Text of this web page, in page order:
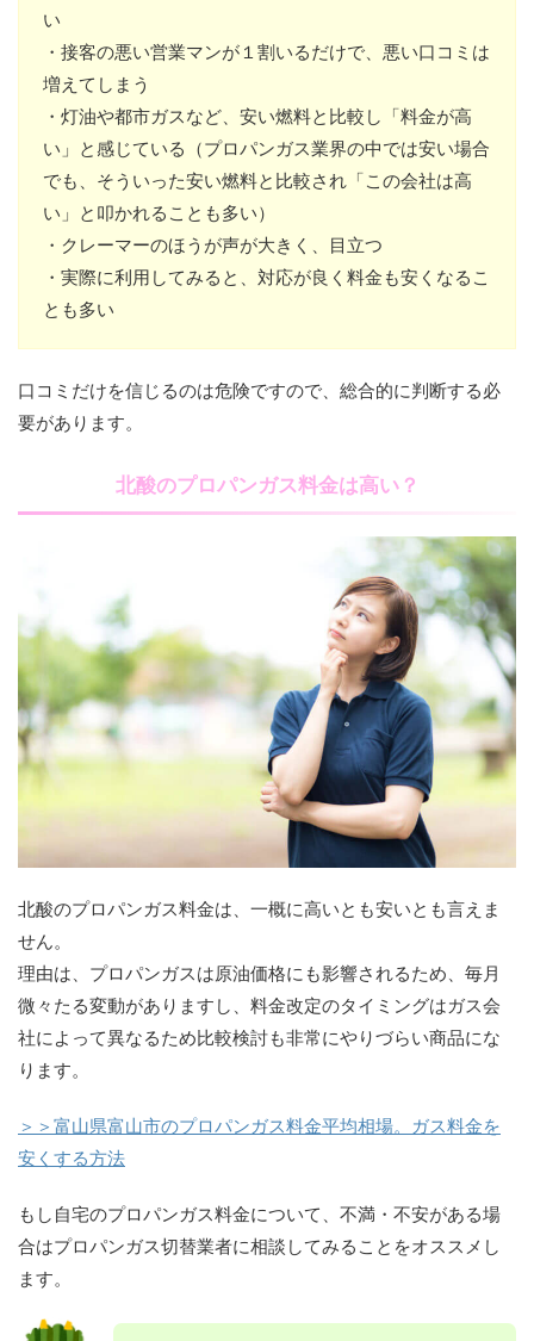
い
・接客の悪い営業マンが１割いるだけで、悪い口コミは
増えてしまう
・灯油や都市ガスなど、安い燃料と比較し「料金が高
い」と感じている（プロパンガス業界の中では安い場合
でも、そういった安い燃料と比較され「この会社は高
い」と叩かれることも多い）
・クレーマーのほうが声が大きく、目立つ
・実際に利用してみると、対応が良く料金も安くなるこ
とも多い
口コミだけを信じるのは危険ですので、総合的に判断する必
要があります。
北酸のプロパンガス料金は高い？
北酸のプロパンガス料金は、一概に高いとも安いとも言えま
せん。
理由は、プロパンガスは原油価格にも影響されるため、毎月
微々たる変動がありますし、料金改定のタイミングはガス会
社によって異なるため比較検討も非常にやりづらい商品にな
ります。
＞＞富山県富山市のプロパンガス料金平均相場。ガス料金を
安くする方法
もし自宅のプロパンガス料金について、不満・不安がある場
合はプロパンガス切替業者に相談してみることをオススメし
ます。